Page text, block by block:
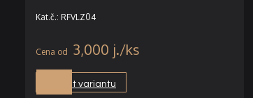
Kat.č.: RFVLZ04
3,000 j.
Vybrat variantu